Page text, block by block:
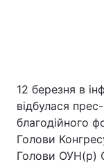
12 березня в
відбулася
благодійного
Голови
Голови ОУН(р)